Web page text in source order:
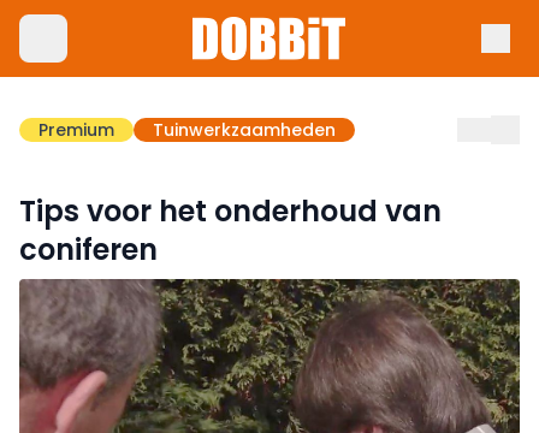
Premium Tuinwerkzaamheden
Tips voor het onderhoud van
coniferen